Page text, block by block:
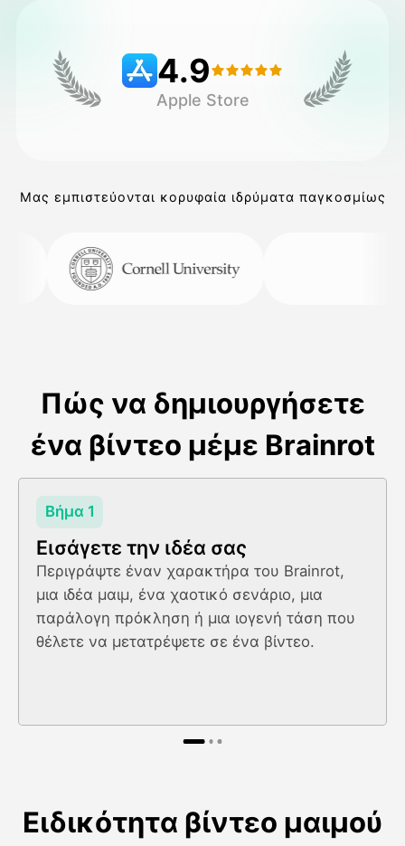
4.9
Apple Store
Μας εμπιστεύονται κορυφαία ιδρύματα παγκοσμίως
Πώς να δημιουργήσετε
ένα βίντεο μέμε Brainrot
Βήμα 1
Εισάγετε την ιδέα σας
Περιγράψτε έναν χαρακτήρα του Brainrot,
μια ιδέα μαιμ, ένα χαοτικό σενάριο, μια
παράλογη πρόκληση ή μια ιογενή τάση που
θέλετε να μετατρέψετε σε ένα βίντεο.
Ειδικότητα βίντεο μαιμού